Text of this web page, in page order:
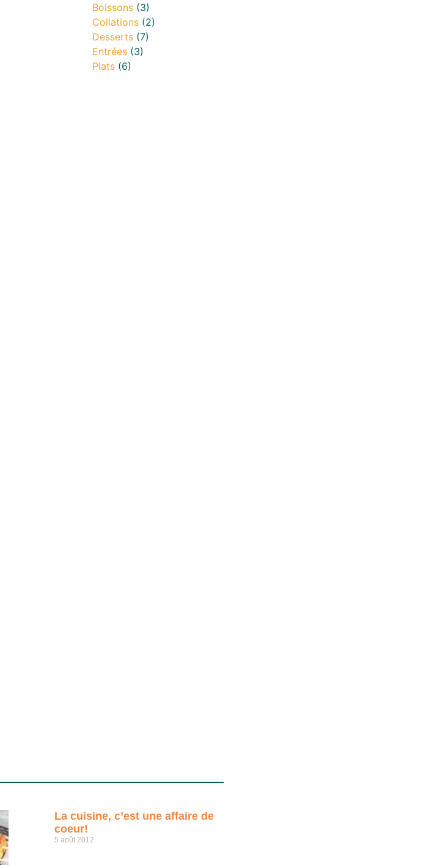
Boissons(3)
Collations(2)
Desserts(7)
Entrées(3)
Plats(6)
La cuisine, c’est une affaire de
coeur!
5 août 2012